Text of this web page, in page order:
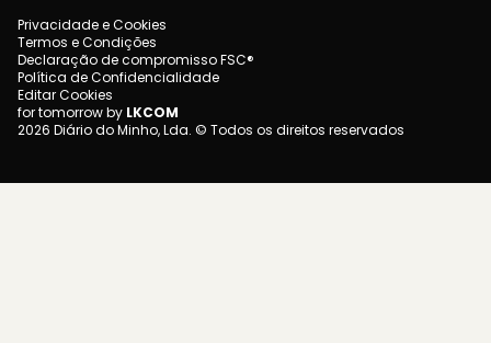
Privacidade e Cookies
Termos e Condições
Declaração de compromisso FSC®
Política de Confidencialidade
Editar Cookies
for tomorrow by LKCOM
2026 Diário do Minho, Lda. © Todos os direitos reservados